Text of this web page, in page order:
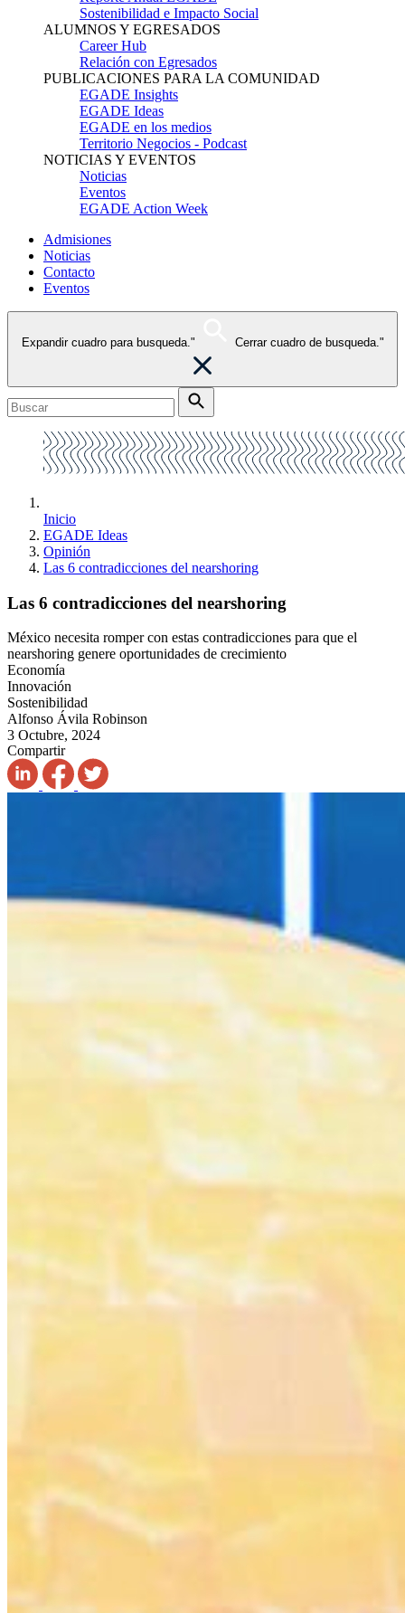
Sostenibilidad e Impacto Social
ALUMNOS Y EGRESADOS
Career Hub
Relación con Egresados
PUBLICACIONES PARA LA COMUNIDAD
EGADE Insights
EGADE Ideas
EGADE en los medios
Territorio Negocios - Podcast
NOTICIAS Y EVENTOS
Noticias
Eventos
EGADE Action Week
Admisiones
Noticias
Contacto
Eventos
Expandir cuadro para busqueda." Cerrar cuadro de busqueda."
Inicio
EGADE Ideas
Opinión
Las 6 contradicciones del nearshoring
Las 6 contradicciones del nearshoring
México necesita romper con estas contradicciones para que el
nearshoring genere oportunidades de crecimiento
Economía
Innovación
Sostenibilidad
Alfonso Ávila Robinson
3 Octubre, 2024
Compartir